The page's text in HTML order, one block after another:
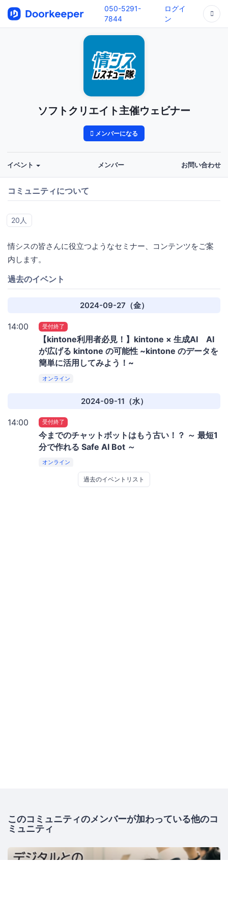
050-5291-
7844
ログイ
ン
ソフトクリエイト主催ウェビナー
メンバーになる
イベント メンバー お問い合わせ
コミュニティについて
20人
情シスの皆さんに役立つようなセミナー、コンテンツをご案
内します。
過去のイベント
2024-09-27（金）
14:00 受付終了
【kintone利用者必見！】kintone × 生成AI AI
が広げる kintone の可能性 ~kintone のデータを
簡単に活用してみよう！~
オンライン
2024-09-11（水）
14:00 受付終了
今までのチャットボットはもう古い！？ ～ 最短1
分で作れる Safe AI Bot ～
オンライン
過去のイベントリスト
このコミュニティのメンバーが加わっている他のコ
ミュニティ